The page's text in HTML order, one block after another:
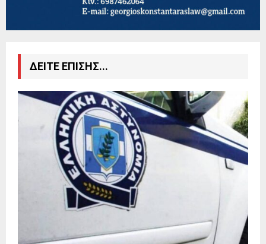
ΔΕΙΤΕ ΕΠΙΣΗΣ...